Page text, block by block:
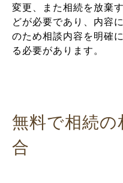
変更、また相続を放棄
どが必要であり、内容
のため相談内容を明確
る必要があります。
無料で相続
合